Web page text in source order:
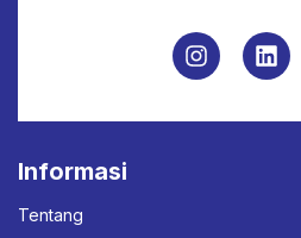
Informasi
Tentang